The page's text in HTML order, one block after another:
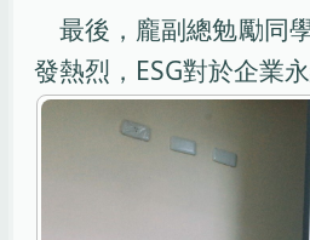
最後，龐副總勉勵同
發熱烈，ESG對於企業